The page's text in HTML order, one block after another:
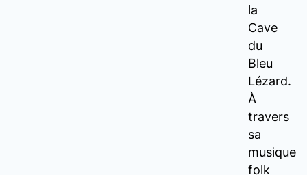
la
Cave
du
Bleu
Lézard.
À
travers
sa
musique
folk